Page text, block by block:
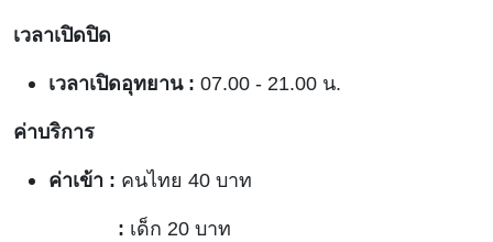
เวลาเปิดปิด
เวลาเปิดอุทยาน : 07.00 - 21.00 น.
ค่าบริการ
ค่าเข้า : คนไทย 40 บาท
: เด็ก 20 บาท